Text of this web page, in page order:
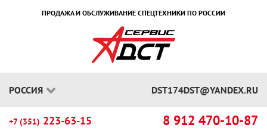
ПРОДАЖА И ОБСЛУЖИВАНИЕ СПЕЦТЕХНИКИ ПО РОССИИ
РОССИЯ DST174DST@YANDEX.RU
+7 (351) 223-63-15 8 912 470-10-87